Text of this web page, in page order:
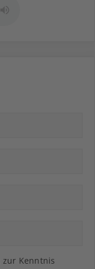
zur Kenntnis